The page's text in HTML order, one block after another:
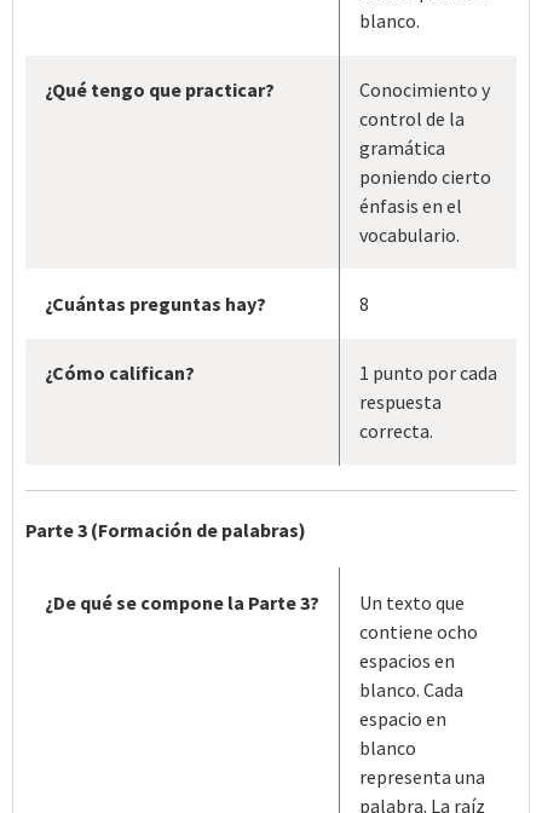
blanco.
¿Qué tengo que practicar?
Conocimiento y
control de la
gramática
poniendo cierto
énfasis en el
vocabulario.
¿Cuántas preguntas hay? 8
¿Cómo califican?
1 punto por cada
respuesta
correcta.
Parte 3 (Formación de palabras)
¿De qué se compone la Parte 3?
Un texto que
contiene ocho
espacios en
blanco. Cada
espacio en
blanco
representa una
palabra. La raíz